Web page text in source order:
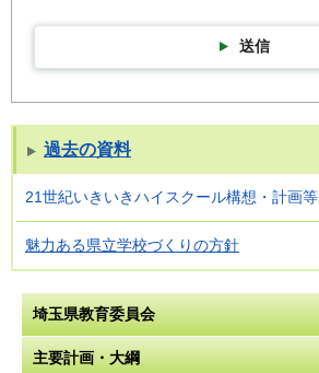
送信
過去の資料
21世紀いきいきハイスクール構想・計画等
魅力ある県立学校づくりの方針
埼玉県教育委員会
主要計画・大綱